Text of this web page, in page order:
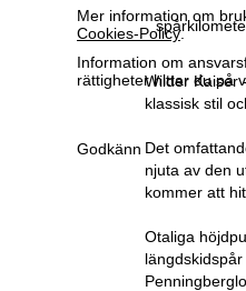
Mer information om
Cookies-Policy.
Information om
rättigheter hittar du på
Godkänn
t
s
i
Wilder Kaiser
klassisk stil
Det
njuta av den
kommer att
Otaliga